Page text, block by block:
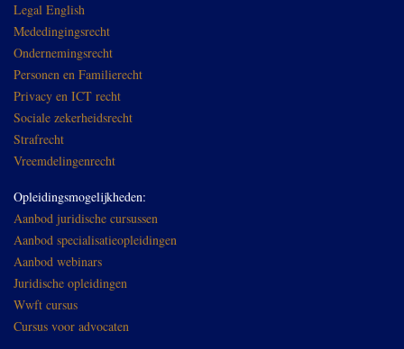
Legal English
Mededingingsrecht
Ondernemingsrecht
Personen en Familierecht
Privacy en ICT recht
Sociale zekerheidsrecht
Strafrecht
Vreemdelingenrecht
Opleidingsmogelijkheden:
Aanbod juridische cursussen
Aanbod specialisatieopleidingen
Aanbod webinars
Juridische opleidingen
Wwft cursus
Cursus voor advocaten